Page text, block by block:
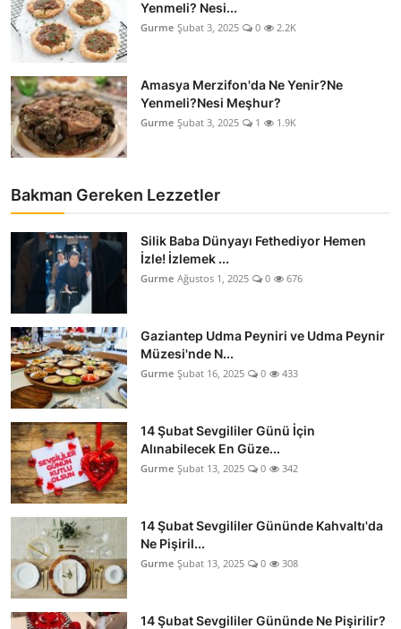
Yenmeli? Nesi...
Gurme Şubat 3, 2025 0 2.2K
Amasya Merzifon'da Ne Yenir?Ne
Yenmeli?Nesi Meşhur?
Gurme Şubat 3, 2025 1 1.9K
Bakman Gereken Lezzetler
Silik Baba Dünyayı Fethediyor Hemen
İzle! İzlemek ...
Gurme Ağustos 1, 2025 0 676
Gaziantep Udma Peyniri ve Udma Peynir
Müzesi'nde N...
Gurme Şubat 16, 2025 0 433
14 Şubat Sevgililer Günü İçin
Alınabilecek En Güze...
Gurme Şubat 13, 2025 0 342
14 Şubat Sevgililer Gününde Kahvaltı'da
Ne Pişiril...
Gurme Şubat 13, 2025 0 308
14 Şubat Sevgililer Gününde Ne Pişirilir?